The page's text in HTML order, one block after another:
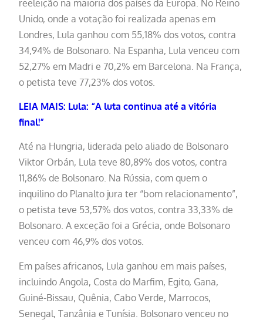
reeleição na maioria dos países da Europa. No Reino
Unido, onde a votação foi realizada apenas em
Londres, Lula ganhou com 55,18% dos votos, contra
34,94% de Bolsonaro. Na Espanha, Lula venceu com
52,27% em Madri e 70,2% em Barcelona. Na França,
o petista teve 77,23% dos votos.
LEIA MAIS: Lula: “A luta continua até a vitória
final!”
Até na Hungria, liderada pelo aliado de Bolsonaro
Viktor Orbán, Lula teve 80,89% dos votos, contra
11,86% de Bolsonaro. Na Rússia, com quem o
inquilino do Planalto jura ter “bom relacionamento”,
o petista teve 53,57% dos votos, contra 33,33% de
Bolsonaro. A exceção foi a Grécia, onde Bolsonaro
venceu com 46,9% dos votos.
Em países africanos, Lula ganhou em mais países,
incluindo Angola, Costa do Marfim, Egito, Gana,
Guiné-Bissau, Quênia, Cabo Verde, Marrocos,
Senegal, Tanzânia e Tunísia. Bolsonaro venceu no